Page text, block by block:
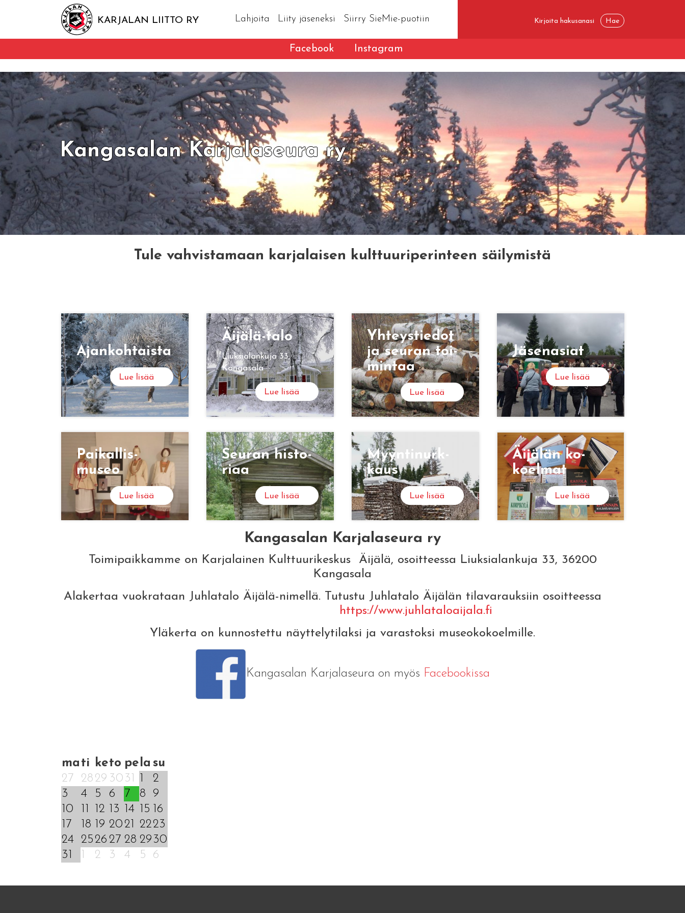
KARJALAN LIITTO RY Lahjoita Liity jäseneksi Siirry SieMie-puotiin
Facebook Instagram
Kangasalan Karjalaseura ry
Tule vahvistamaan karjalaisen kulttuuriperinteen säilymistä
Ajan­koh­tais­ta
Lue lisää
Äi­jä­lä-talo
Liuksialankuja 33,
Kangasala
Lue lisää
Yh­teys­tie­dot
ja seu­ran toi­
min­taa
Lue lisää
Jä­se­n­asiat
Lue lisää
Pai­kal­lis­
museo
Lue lisää
Seu­ran his­to­
ri­aa
Lue lisää
Myyn­ti­nurk­
kaus
Lue lisää
Äi­jä­län ko­
koel­mat
Lue lisää
Kangasalan Karjalaseura ry
Toimipaikkamme on Karjalainen Kulttuurikeskus Äijälä, osoitteessa Liuksialankuja 33, 36200
Kangasala
Alakertaa vuokrataan Juhlatalo Äijälä-nimellä. Tutustu Juhlatalo Äijälän tilavarauksiin osoitteessa
https://www.juhlataloaijala.fi
Yläkerta on kunnostettu näyttelytilaksi ja varastoksi museokokoelmille.
Kangasalan Karjalaseura on myös Facebookissa
ma ti keto pela su
27
28 29 30 31 1
2
3
4 5 6 7 8
9
10
11 12 13 14 15 16
17
18 19 2021 2223
24
2526 27 28 29 30
31
1 2 3 4 5 6